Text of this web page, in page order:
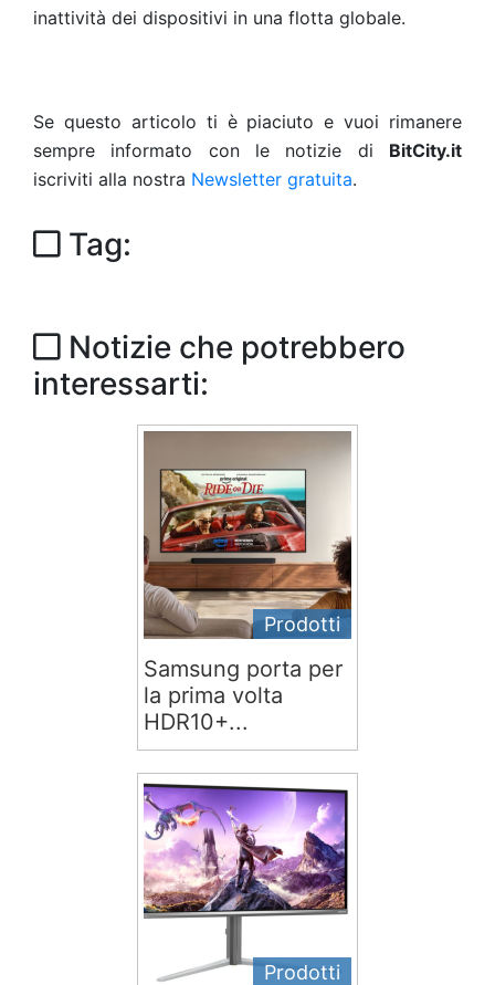
inattività dei dispositivi in ​​una flotta globale.
Se questo articolo ti è piaciuto e vuoi rimanere
sempre informato con le notizie di BitCity.it
iscriviti alla nostra Newsletter gratuita.
Tag:
Notizie che potrebbero
interessarti:
Prodotti
Samsung porta per
la prima volta
HDR10+...
Prodotti